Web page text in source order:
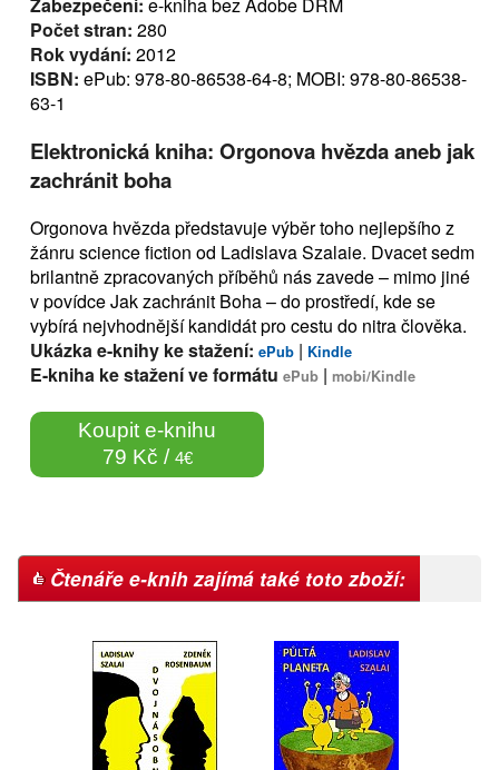
Zabezpečení: e-kniha bez Adobe DRM
Počet stran: 280
Rok vydání: 2012
ISBN: ePub: 978-80-86538-64-8; MOBI: 978-80-86538-
63-1
Elektronická kniha: Orgonova hvězda aneb jak
zachránit boha
Orgonova hvězda představuje výběr toho nejlepšího z
žánru science fiction od Ladislava Szalaie. Dvacet sedm
brilantně zpracovaných příběhů nás zavede – mimo jiné
v povídce Jak zachránit Boha – do prostředí, kde se
vybírá nejvhodnější kandidát pro cestu do nitra člověka.
Ukázka e-knihy ke stažení: ePub | Kindle
E-kniha ke stažení ve formátu ePub | mobi/Kindle
Koupit e-knihu
79 Kč / 4€
Čtenáře e-knih zajímá také toto zboží: